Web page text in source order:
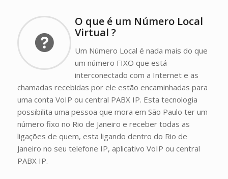
O que é um Número Local
Virtual ?
Um Número Local é nada mais do que
um número FIXO que está
interconectado com a Internet e as
chamadas recebidas por ele estão encaminhadas para
uma conta VoIP ou central PABX IP. Esta tecnologia
possibilita uma pessoa que mora em São Paulo ter um
número fixo no Rio de Janeiro e receber todas as
ligações de quem, esta ligando dentro do Rio de
Janeiro no seu telefone IP, aplicativo VoIP ou central
PABX IP.